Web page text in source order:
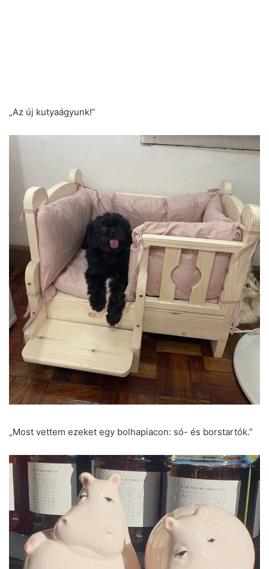
„Az új kutyaágyunk!”
„Most vettem ezeket egy bolhapiacon: só- és borstartók.”